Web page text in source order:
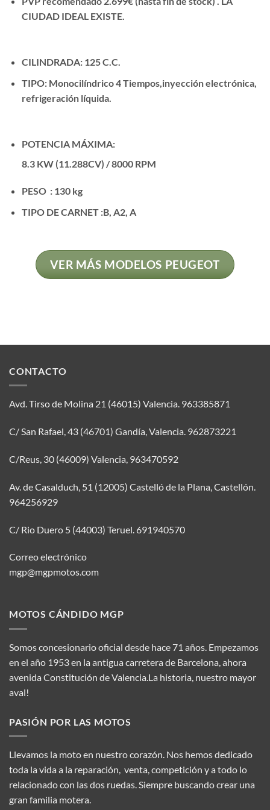
CIUDAD IDEAL EXISTE.
CILINDRADA: 125 C.C.
TIPO: Monocilíndrico 4 Tiempos,inyección electrónica,
refrigeración líquida.
POTENCIA MÁXIMA:
8.3 KW (11.288CV) / 8000 RPM
PESO : 130kg
TIPO DE CARNET :B, A2, A
VER MÁS MODELOS PEUGEOT
CONTACTO
Avd. Tirso de Molina 21 (46015) Valencia. 963385871
C/ San Rafael, 43 (46701) Gandía, Valencia. 962873221
C/Reus, 30 (46009) Valencia, 963470592
Av. de Casalduch, 51 (12005) Castelló de la Plana, Castellón.
964256929
C/ Rio Duero 5 (44003) Teruel. 691940570
Correo electrónico
mgp@mgpmotos.com
MOTOS CÁNDIDO MGP
Somos concesionario oficial desde hace 71 años. Empezamos
en el año 1953 en la antigua carretera de Barcelona, ahora
avenida Constitución de Valencia.La historia, nuestro mayor
aval!
PASIÓN POR LAS MOTOS
Llevamos la moto en nuestro corazón. Nos hemos dedicado
toda la vida a la reparación, venta, competición y a todo lo
relacionado con las dos ruedas. Siempre buscando crear una
gran familia motera.